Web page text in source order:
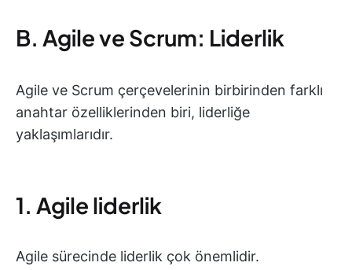
B. Agile ve Scrum: Liderlik
Agile ve Scrum çerçevelerinin birbirinden farklı
anahtar özelliklerinden biri, liderliğe
yaklaşımlarıdır.
1. Agile liderlik
Agile sürecinde liderlik çok önemlidir.